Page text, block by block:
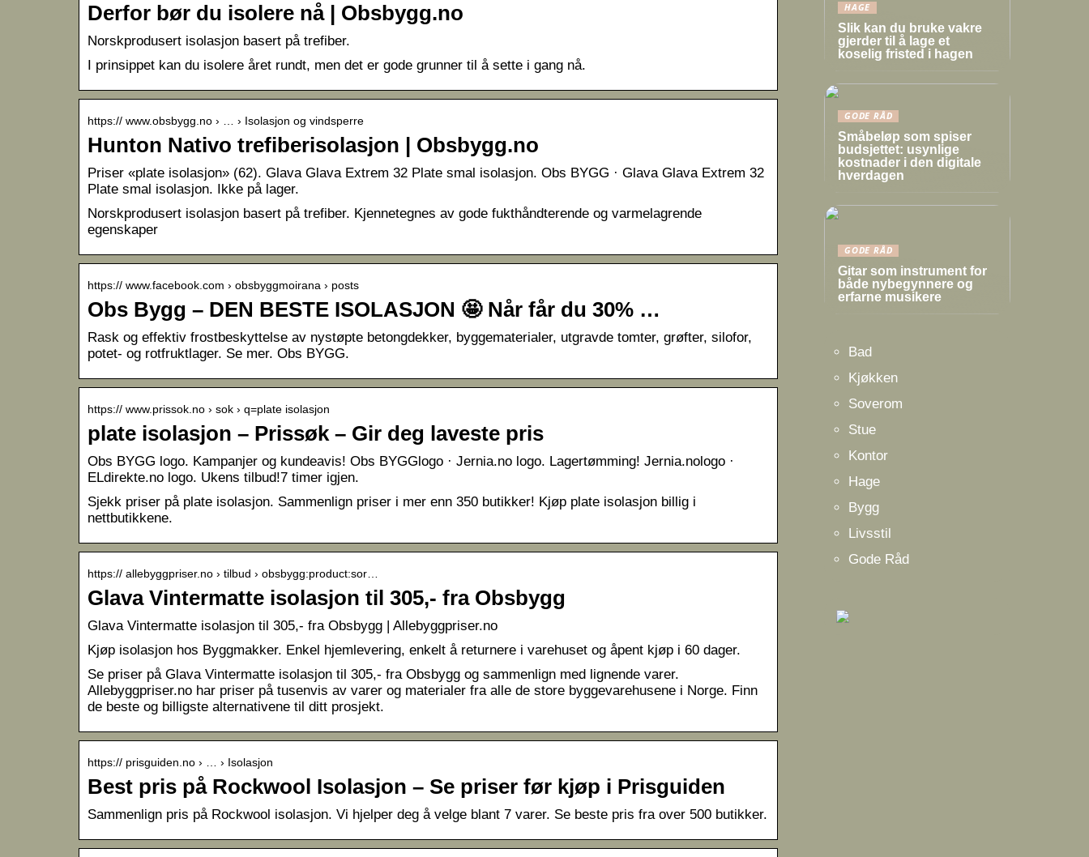
Derfor bør du isolere nå | Obsbygg.no
Norskprodusert isolasjon basert på trefiber.
I prinsippet kan du isolere året rundt, men det er gode grunner til å sette i gang nå.
https:// www.obsbygg.no › … › Isolasjon og vindsperre
Hunton Nativo trefiberisolasjon | Obsbygg.no
Priser «plate isolasjon» (62). Glava Glava Extrem 32 Plate smal isolasjon. Obs BYGG · Glava Glava Extrem 32
Plate smal isolasjon. Ikke på lager.
Norskprodusert isolasjon basert på trefiber. Kjennetegnes av gode fukthåndterende og varmelagrende
egenskaper
https:// www.facebook.com › obsbyggmoirana › posts
Obs Bygg – DEN BESTE ISOLASJON 🤩 Når får du 30% …
Rask og effektiv frostbeskyttelse av nystøpte betongdekker, byggematerialer, utgravde tomter, grøfter, silofor,
potet- og rotfruktlager. Se mer. Obs BYGG.
https:// www.prissok.no › sok › q=plate isolasjon
plate isolasjon – Prissøk – Gir deg laveste pris
Obs BYGG logo. Kampanjer og kundeavis! Obs BYGGlogo · Jernia.no logo. Lagertømming! Jernia.nologo ·
ELdirekte.no logo. Ukens tilbud!7 timer igjen.
Sjekk priser på plate isolasjon. Sammenlign priser i mer enn 350 butikker! Kjøp plate isolasjon billig i
nettbutikkene.
https:// allebyggpriser.no › tilbud › obsbygg:product:sor…
Glava Vintermatte isolasjon til 305,- fra Obsbygg
Glava Vintermatte isolasjon til 305,- fra Obsbygg | Allebyggpriser.no
Kjøp isolasjon hos Byggmakker. Enkel hjemlevering, enkelt å returnere i varehuset og åpent kjøp i 60 dager.
Se priser på Glava Vintermatte isolasjon til 305,- fra Obsbygg og sammenlign med lignende varer.
Allebyggpriser.no har priser på tusenvis av varer og materialer fra alle de store byggevarehusene i Norge. Finn
de beste og billigste alternativene til ditt prosjekt.
https:// prisguiden.no › … › Isolasjon
Best pris på Rockwool Isolasjon – Se priser før kjøp i Prisguiden
Sammenlign pris på Rockwool isolasjon. Vi hjelper deg å velge blant 7 varer. Se beste pris fra over 500 butikker.
HAGE
Slik kan du bruke vakre
gjerder til å lage et
koselig fristed i hagen
GODE RÅD
Småbeløp som spiser
budsjettet: usynlige
kostnader i den digitale
hverdagen
GODE RÅD
Gitar som instrument for
både nybegynnere og
erfarne musikere
Bad
Kjøkken
Soverom
Stue
Kontor
Hage
Bygg
Livsstil
Gode Råd